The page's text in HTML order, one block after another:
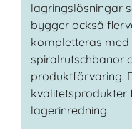
lagringslösningar
bygger också
kompletteras med
spiralrutschbanor
produktförvaring.
kvalitetsprodukter
lagerinredning.